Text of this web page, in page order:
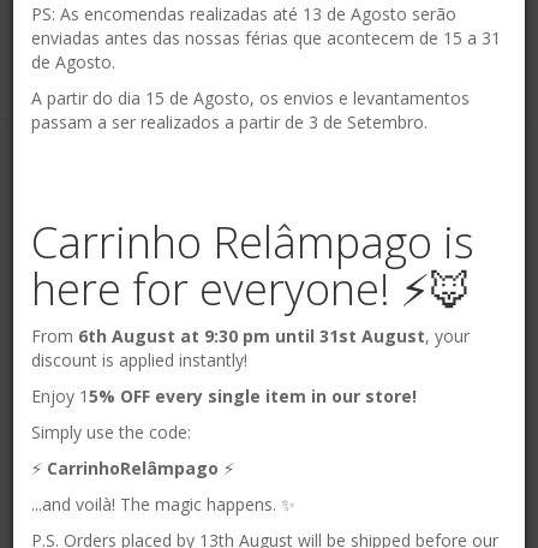
IVA incluído
PS: As encomendas realizadas até 13 de Agosto serão
enviadas antes das nossas férias que acontecem de 15 a 31
de Agosto.
A partir do dia 15 de Agosto, os envios e levantamentos
passam a ser realizados a partir de 3 de Setembro.
Carrinho Relâmpago is
here for everyone! ⚡️🦊
From 6th August at 9:30 pm until 31st August, your
discount is applied instantly!
Enjoy 15% OFF every single item in our store!
Simply use the code:
⚡️ CarrinhoRelâmpago ⚡️
...and voilà! The magic happens. ✨
P.S. Orders placed by 13th August will be shipped before our